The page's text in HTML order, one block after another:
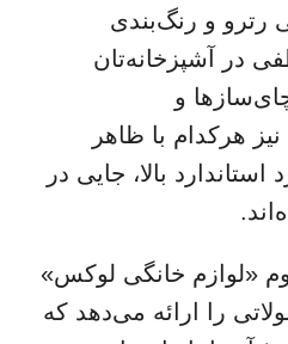
رترو و رنگ‌بندی
در آشپزخانه‌تان
و
هرکدام با ظاهر
بالا، جایی در
«لوازم خانگی لوکس»
را ارائه می‌دهد که